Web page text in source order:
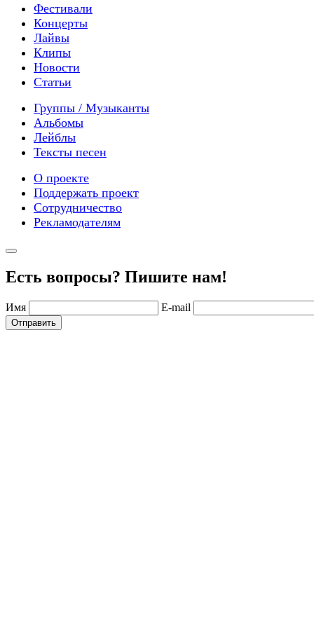
Фестивали
Концерты
Лайвы
Клипы
Новости
Статьи
Группы / Музыканты
Альбомы
Лейблы
Тексты песен
О проекте
Поддержать проект
Сотрудничество
Рекламодателям
Есть вопросы? Пишите нам!
Имя E-mail